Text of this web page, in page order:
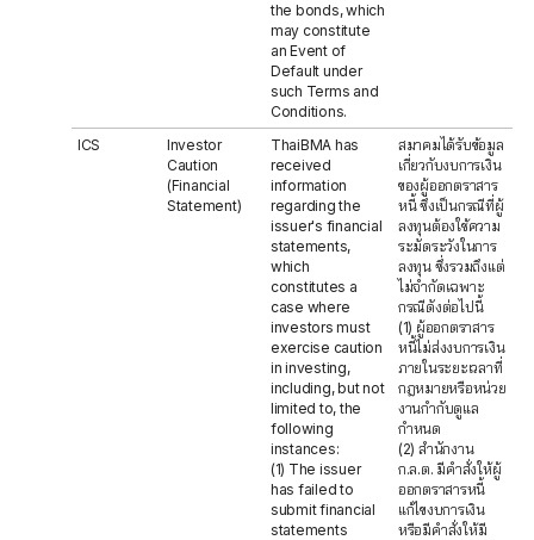
the bonds, which
may constitute
an Event of
Default under
such Terms and
Conditions.
ICS
Investor
Caution
(Financial
Statement)
ThaiBMA has
received
information
regarding the
issuer's financial
statements,
which
constitutes a
case where
investors must
exercise caution
in investing,
including, but not
limited to, the
following
instances:
(1) The issuer
has failed to
submit financial
statements
สมาคมได้รับข้อมูล
เกี่ยวกับงบการเงิน
ของผู้ออกตราสาร
หนี้ ซึ่งเป็นกรณีที่ผู้
ลงทุนต้องใช้ความ
ระมัดระวังในการ
ลงทุน ซึ่งรวมถึงแต่
ไม่จำกัดเฉพาะ
กรณีดังต่อไปนี้
(1) ผู้ออกตราสาร
หนี้ไม่ส่งงบการเงิน
ภายในระยะเวลาที่
กฎหมายหรือหน่วย
งานกำกับดูแล
กำหนด
(2) สำนักงาน
ก.ล.ต. มีคำสั่งให้ผู้
ออกตราสารหนี้
แก้ไขงบการเงิน
หรือมีคำสั่งให้มี